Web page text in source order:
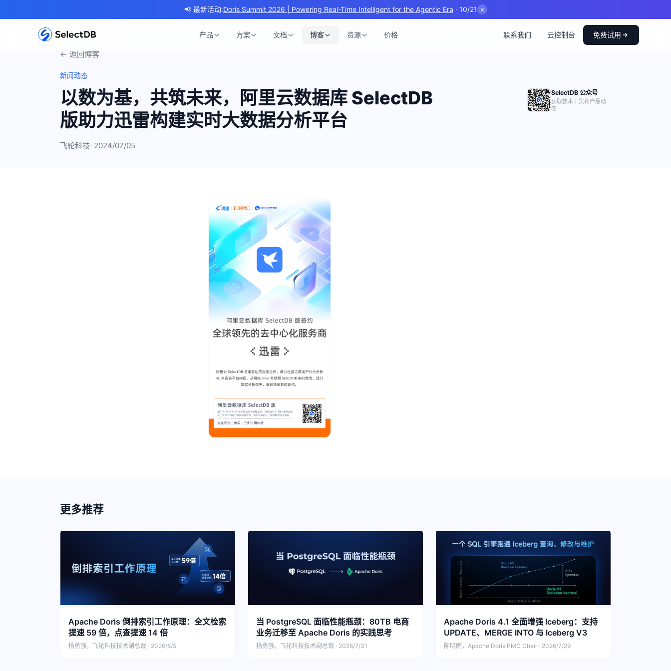
📢 最新活动:Doris Summit 2026 | Powering Real-Time Intelligent for the Agentic Era · 10/21 ✕
产品 方案 文档 博客 资源 价格 联系我们 云控制台 免费试用
← 返回博客
新闻动态
以数为基，共筑未来，阿里云数据库 SelectDB
版助力迅雷构建实时大数据分析平台
飞轮科技· 2024/07/05
SelectDB 公众号
获取技术干货和产品动
态
更多推荐
Apache Doris 倒排索引工作原理：全文检索
提速 59 倍，点查提速 14 倍
杨勇强，飞轮科技技术副总裁 · 2026/8/5
当 PostgreSQL 面临性能瓶颈：80TB 电商
业务迁移至 Apache Doris 的实践思考
杨勇强，飞轮科技技术副总裁 · 2026/7/31
Apache Doris 4.1 全面增强 Iceberg：支持
UPDATE、MERGE INTO 与 Iceberg V3
陈明雨，Apache Doris PMC Chair · 2026/7/29